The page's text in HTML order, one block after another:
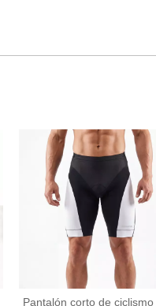
Pantalón corto de ciclismo